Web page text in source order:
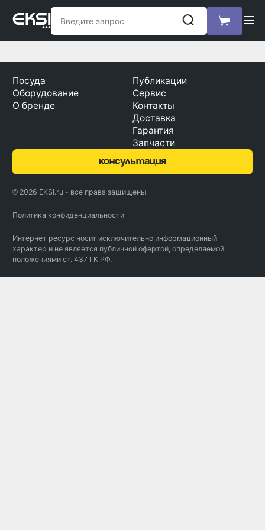
Посуда
Оборудование
О бренде
Публикации
Сервис
Контакты
Доставка
Гарантия
Запчасти
консультация
© 2026 EKSI.ru - все права защищены
Политика конфиденциальности
Интернет ресурс носит исключительно информационный
характер и не является публичной офертой, определяемой
положениями ст. 437 ГК РФ.